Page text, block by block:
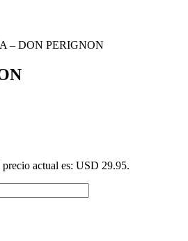
– DON PERIGNON
actual es: USD 29.95.